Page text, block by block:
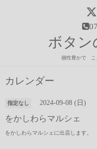
ボタン
個性豊かで こ
カレンダー
指定なし 2024-09-08 (日)
をかしわらマルシェ
をかしわらマルシェに出店します。